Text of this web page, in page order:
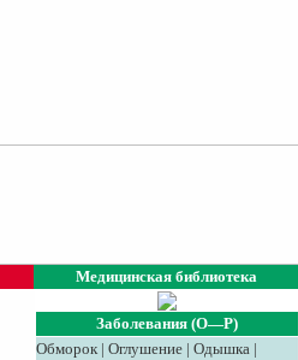
Медицинская библиотека
Заболевания (О—Р)
Обморок | Оглушение | Одышка |